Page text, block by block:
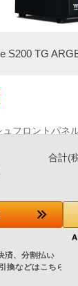
S200 TG
フロントパネ
ローに最適化さ
外しのできるダ
ファ
冷クーラーラ
合計(